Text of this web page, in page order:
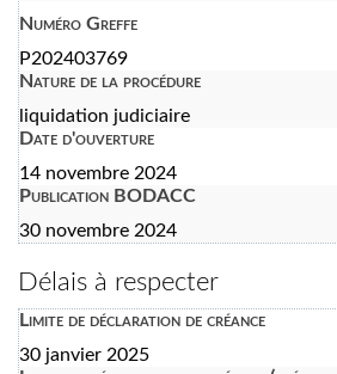
Numéro Greffe
P202403769
Nature de la procédure
liquidation judiciaire
Date d'ouverture
14 novembre 2024
Publication BODACC
30 novembre 2024
Délais à respecter
Limite de déclaration de créance
30 janvier 2025